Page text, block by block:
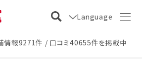
Language
情報9271件 / 口コミ40655件を掲載中